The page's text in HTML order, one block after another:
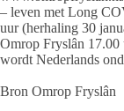
– leven met Long
uur (herhaling 30
Omrop Fryslân
wordt Nederlands
Bron Omrop Fryslân